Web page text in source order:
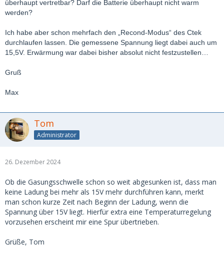
überhaupt vertretbar? Darf die Batterie überhaupt nicht warm
werden?
Ich habe aber schon mehrfach den „Recond-Modus“ des Ctek
durchlaufen lassen. Die gemessene Spannung liegt dabei auch um
15,5V. Erwärmung war dabei bisher absolut nicht festzustellen…
Gruß
Max
Tom
Administrator
26. Dezember 2024
Ob die Gasungsschwelle schon so weit abgesunken ist, dass man
keine Ladung bei mehr als 15V mehr durchführen kann, merkt
man schon kurze Zeit nach Beginn der Ladung, wenn die
Spannung über 15V liegt. Hierfür extra eine Temperaturregelung
vorzusehen erscheint mir eine Spur übertrieben.
Grüße, Tom